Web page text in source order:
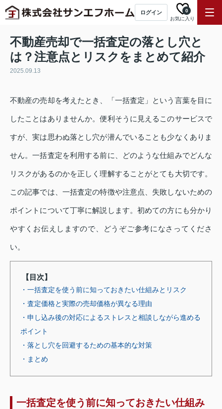
ログイン
お気に入り
0
不動産売却で一括査定の落とし穴と
は？注意点とリスクをまとめて紹介
2025.09.13
不動産の売却を考えたとき、「一括査定」という言葉を目に
したことはありませんか。便利そうに見えるこのサービスで
すが、実は思わぬ落とし穴が潜んでいることも少なくありま
せん。一括査定を利用する前に、どのような仕組みでどんな
リスクがあるのかを正しく理解することがとても大切です。
この記事では、一括査定の特徴や注意点、失敗しないための
ポイントについて丁寧に解説します。初めての方にも分かり
やすくお伝えしますので、どうぞご参考になさってくださ
い。
【目次】
・一括査定を使う前に知っておきたい仕組みとリスク
・査定価格と実際の売却価格が異なる理由
・申し込み後の対応によるストレスと相談しながら進める
ポイント
・落とし穴を回避するための基本的な対策
・まとめ
一括査定を使う前に知っておきたい仕組み